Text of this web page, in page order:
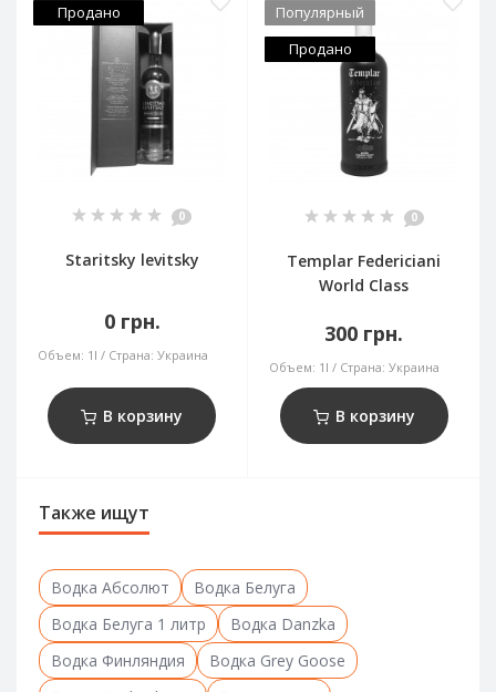
Продано
0
Staritsky levitsky
0 грн.
Объем: 1l Страна: Украина
В корзину
Популярный
Продано
0
Templar Federiciani
World Class
300 грн.
Объем: 1l Страна: Украина
В корзину
Также ищут
Водка Абсолют
Водка Белуга
Водка Белуга 1 литр
Водка Danzka
Водка Финляндия
Водка Grey Goose